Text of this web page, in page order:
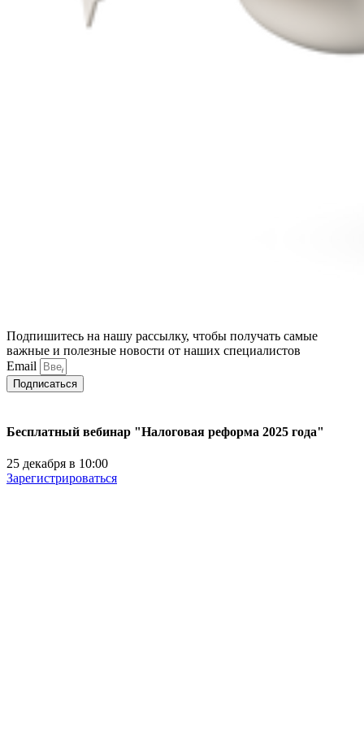
Подпишитесь на нашу рассылку, чтобы получать самые
важные и полезные новости от наших специалистов
Email
Подписаться
Бесплатный вебинар "Налоговая реформа 2025 года"
25 декабря в 10:00
Зарегистрироваться